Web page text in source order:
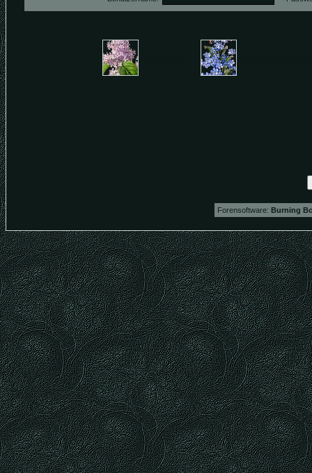
Forensoftware: Burning